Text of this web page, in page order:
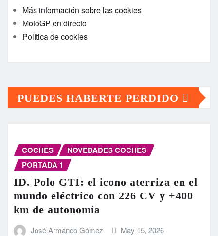
Más información sobre las cookies
MotoGP en directo
Política de cookies
PUEDES HABERTE PERDIDO
COCHES
NOVEDADES COCHES
PORTADA 1
ID. Polo GTI: el icono aterriza en el
mundo eléctrico con 226 CV y +400
km de autonomía
José Armando Gómez May 15, 2026